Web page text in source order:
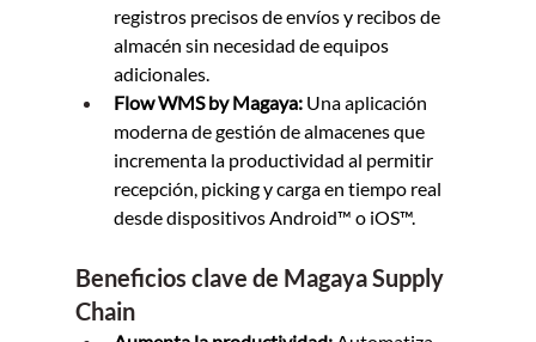
registros precisos de envíos y recibos de
almacén sin necesidad de equipos
adicionales.
Flow WMS by Magaya: Una aplicación
moderna de gestión de almacenes que
incrementa la productividad al permitir
recepción, picking y carga en tiempo real
desde dispositivos Android™ o iOS™.
Beneficios clave de Magaya Supply
Chain